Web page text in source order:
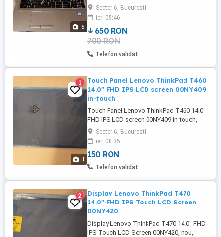
5
licenta permanenta Microsoft Windows
11 Pro Constructie bussiness din aliaj
aluminiu si magneziu Pret 650 lei
(negociabil) Predare DOAR personala in
zona Ghencea - Favorit. NU trimit prin
curier, Nu fac schimburi. Procesor: ...
Sector 6, Bucuresti
ieri 05:46
650 RON
700 RON
Telefon validat
1
1
Touch Panel Lenovo ThinkPad T460
14.0" FHD IPS LCD screen 00NY409
in-touch
Touch Panel Lenovo ThinkPad T460 14.0"
FHD IPS LCD screen 00NY409 in-touch,
nou , sigilat, original Size: 14.0 Dimension:
12.75 x 7.38 Resolution: Full HD Pixels:
1920 x 1080 Type: LED Backlight Lamp:
DIODE Pin Connection: 40 Pins Side:
Bottom Right Finish: Matte Glossy write in
Sector 6, Bucuresti
ieri 00:35
150 RON
Telefon validat
2
Display Lenovo ThinkPad T470
14.0" FHD IPS Touch LCD Screen
00NY420
Display Lenovo ThinkPad T470 14.0" FHD
IPS Touch LCD Screen 00NY420, nou,